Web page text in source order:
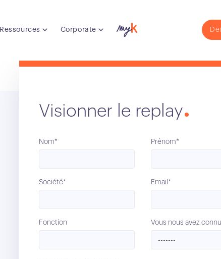
Ressources Corporate
Visionner le replay
Nom* Prénom*
Société* Email*
Fonction Vous nous avez connu
-------